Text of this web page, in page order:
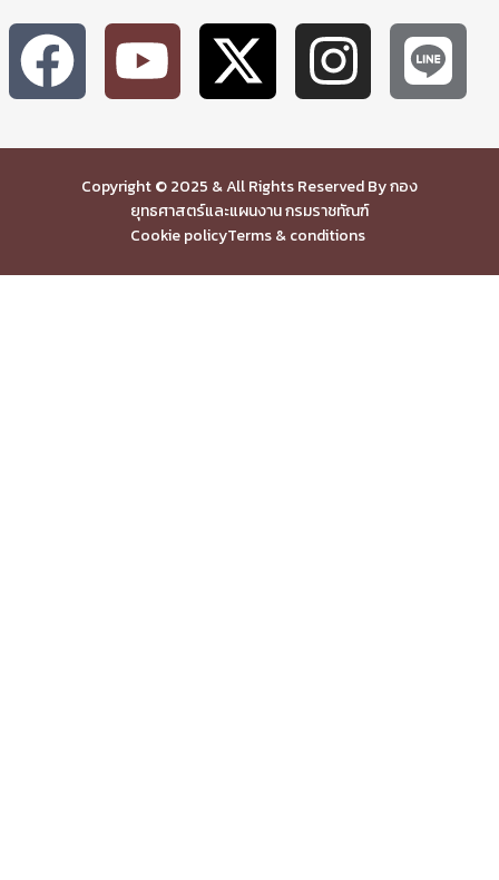
Copyright © 2025 & All Rights Reserved By กอง
ยุทธศาสตร์และแผนงาน กรมราชทัณฑ์
Cookie policyTerms & conditions